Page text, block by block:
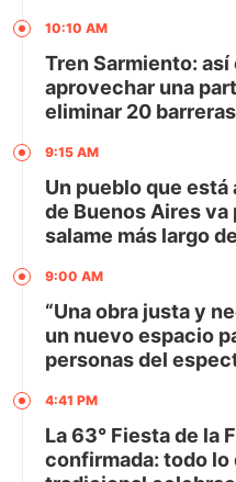
10:10 AM
Tren Sarmiento:
aprovechar una
eliminar 20 barreras
9:15 AM
Un pueblo que está
de Buenos Aires
salame más largo
9:00 AM
“Una obra justa y
un nuevo espacio
personas del
4:41 PM
La 63° Fiesta de la
confirmada: todo lo